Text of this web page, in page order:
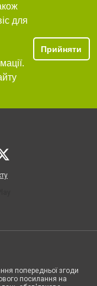
для
Прийняти
попередньої згоди
посилання на